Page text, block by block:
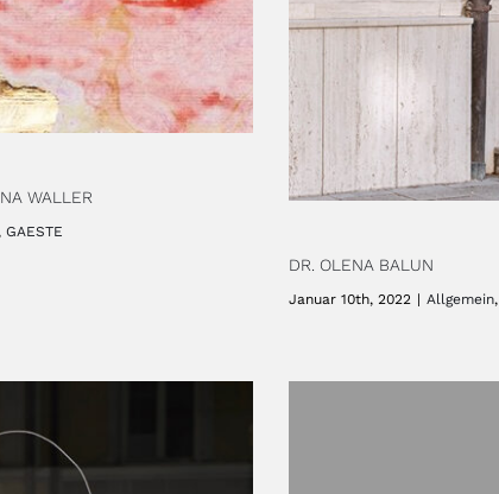
WALLER
GAESTE
DR. OLENA BALUN
Januar 10th, 2022 | Allgemein,